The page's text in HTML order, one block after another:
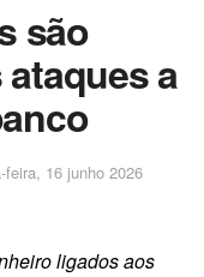
são
a
feira, 16 junho 2026
ligados aos